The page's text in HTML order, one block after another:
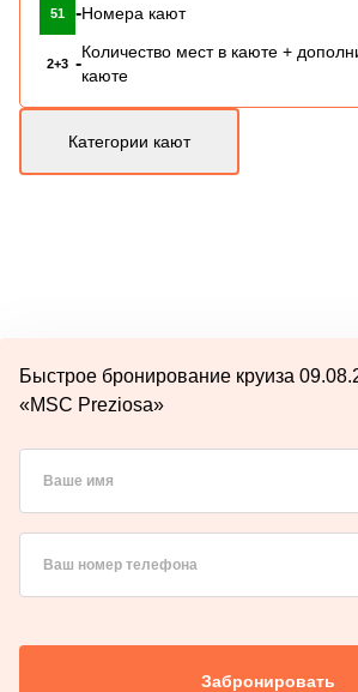
51 -Номера кают
2+3 -
Количество мест в каюте +
каюте
Категории кают
Быстрое бронирование круиза
«MSC Preziosa»
Ваше имя
Ваш номер телефона
Забронировать